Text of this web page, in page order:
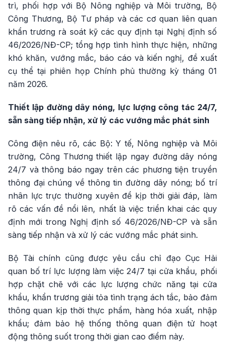
trì, phối hợp với Bộ Nông nghiệp và Môi trường, Bộ
Công Thương, Bộ Tư pháp và các cơ quan liên quan
khẩn trương rà soát kỹ các quy định tại Nghị định số
46/2026/NĐ-CP; tổng hợp tình hình thực hiện, những
khó khăn, vướng mắc, báo cáo và kiến nghị, đề xuất
cụ thể tại phiên họp Chính phủ thường kỳ tháng 01
năm 2026.
Thiết lập đường dây nóng, lực lượng công tác 24/7,
sẵn sàng tiếp nhận, xử lý các vướng mắc phát sinh
Công điện nêu rõ, các Bộ: Y tế, Nông nghiệp và Môi
trường, Công Thương thiết lập ngay đường dây nóng
24/7 và thông báo ngay trên các phương tiện truyền
thông đại chúng về thông tin đường dây nóng; bố trí
nhân lực trực thường xuyên để kịp thời giải đáp, làm
rõ các vấn đề nổi lên, nhất là việc triển khai các quy
định mới trong Nghị định số 46/2026/NĐ-CP và sẵn
sàng tiếp nhận và xử lý các vướng mắc phát sinh.
Bộ Tài chính cũng được yêu cầu chỉ đạo Cục Hải
quan bố trí lực lượng làm việc 24/7 tại cửa khẩu, phối
hợp chặt chẽ với các lực lượng chức năng tại cửa
khẩu, khẩn trương giải tỏa tình trạng ách tắc, bảo đảm
thông quan kịp thời thực phẩm, hàng hóa xuất, nhập
khẩu; đảm bảo hệ thống thông quan điện tử hoạt
động thông suốt trong thời gian cao điểm này.